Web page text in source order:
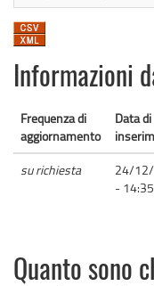
Informazioni
Frequenza di
aggiornamento
Data di
su richiesta
24/
- 14:35
Quanto sono